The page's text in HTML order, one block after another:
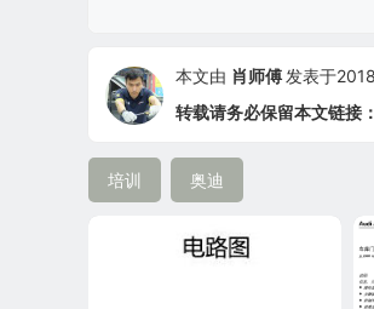
本文由 肖师傅 发表于
转载请务必保留本文链接：
培训 奥迪